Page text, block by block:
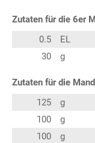
Zutaten für die 6er
0.5
EL
30
g
Zutaten für die
125
g
100
g
100
g